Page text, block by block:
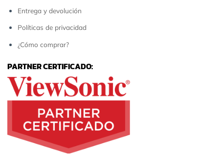
Entrega y devolución
Políticas de privacidad
¿Cómo comprar?
PARTNER CERTIFICADO: